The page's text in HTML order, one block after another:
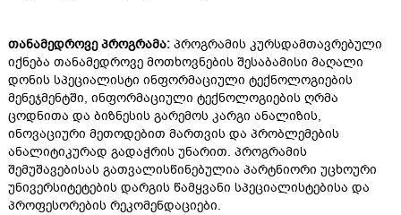
თანამედროვე პროგრამა: პროგრამის კურსდამთავრებული
იქნება თანამედროვე მოთხოვნების შესაბამისი მაღალი
დონის სპეციალისტი ინფორმაციული ტექნოლოგიების
მენეჯმენტში, ინფორმაციული ტექნოლოგიების ღრმა
ცოდნითა და ბიზნესის გარემოს კარგი ანალიზის,
ინოვაციური მეთოდებით მართვის და პრობლემების
ანალიტიკურად გადაჭრის უნარით. პროგრამის
შემუშავებისას გათვალისწინებულია პარტნიორი უცხოური
უნივერსიტეტების დარგის წამყვანი სპეციალისტებისა და
პროფესორების რეკომენდაციები.